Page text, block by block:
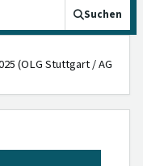
Suchen
(OLG Stuttgart / AG